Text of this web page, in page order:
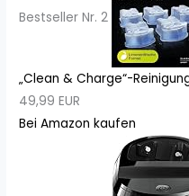
Bestseller Nr. 2
„Clean & Charge“-
49,99 EUR
Bei Amazon kaufen